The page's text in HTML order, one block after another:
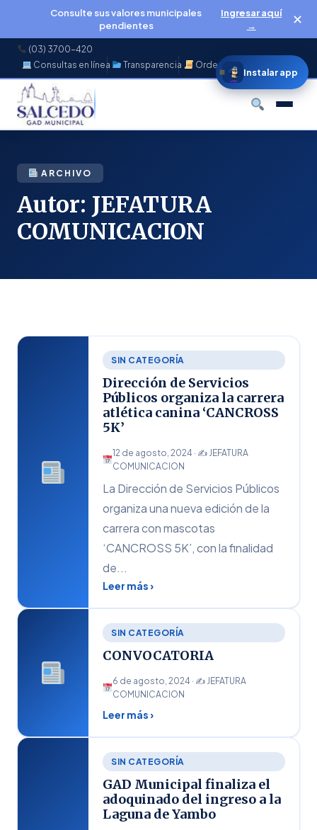
Consulte sus valores municipales
pendientes
Ingresar aquí
→
✕
(03) 3700-420
Consultas en línea
Transparencia Ordenanzas
ARCHIVO
Autor: JEFATURA
COMUNICACION
SIN CATEGORÍA
Dirección de Servicios
Públicos organiza la carrera
atlética canina ‘CANCROSS
5K’
12 de agosto, 2024 · ✍JEFATURA
COMUNICACION
La Dirección de Servicios Públicos
organiza una nueva edición de la
carrera con mascotas
‘CANCROSS 5K’, con la finalidad
de...
Leer más ›
SIN CATEGORÍA
CONVOCATORIA
6 de agosto, 2024 · ✍JEFATURA
COMUNICACION
Leer más ›
SIN CATEGORÍA
GAD Municipal finaliza el
adoquinado del ingreso a la
Laguna de Yambo
Instalar app